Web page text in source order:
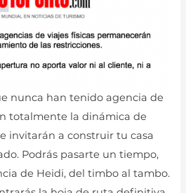
nunca han tenido agencia de
totalmente la dinámica de
invitarán a construir tu casa
Podrás pasarte un tiempo,
de Heidi, del timbo al tambo.